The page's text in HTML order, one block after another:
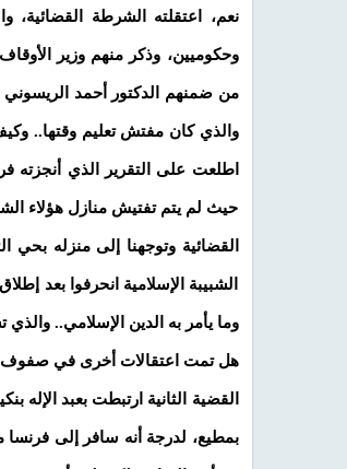
نعم، اعتقلته الشرطة
وحكوميين، وذكر منهم وزير
من ضمنهم الدكتور أحمد الريسوني
والذي كان مفتش تعليم وقتها..
اطلعت على التقرير الذي أنجزته
حيث لم يتم تفتيش منازل هؤلاء
القضائية وتوجهنا إلى منزله بحي
الشبيبة الإسلامية انحرفوا بعد
وما يأمر به الدين الإسلامي..
هل تمت اعتقالات أخرى في صفوف
القضية الثانية ارتبطت بعبد
بمطيع، لدرجة أنه سافر إلى